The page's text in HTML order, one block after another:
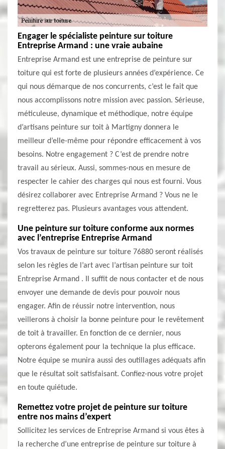
Engager le spécialiste peinture sur toiture
Entreprise Armand : une vraie aubaine
Entreprise Armand est une entreprise de peinture sur
toiture qui est forte de plusieurs années d’expérience. Ce
qui nous démarque de nos concurrents, c’est le fait que
nous accomplissons notre mission avec passion. Sérieuse,
méticuleuse, dynamique et méthodique, notre équipe
d’artisans peinture sur toit à Martigny donnera le
meilleur d’elle-même pour répondre efficacement à vos
besoins. Notre engagement ? C’est de prendre notre
travail au sérieux. Aussi, sommes-nous en mesure de
respecter le cahier des charges qui nous est fourni. Vous
désirez collaborer avec Entreprise Armand ? Vous ne le
regretterez pas. Plusieurs avantages vous attendent.
Une peinture sur toiture conforme aux normes
avec l’entreprise Entreprise Armand
Vos travaux de peinture sur toiture 76880 seront réalisés
selon les règles de l’art avec l’artisan peinture sur toit
Entreprise Armand . Il suffit de nous contacter et de nous
envoyer une demande de devis pour pouvoir nous
engager. Afin de réussir notre intervention, nous
veillerons à choisir la bonne peinture pour le revêtement
de toit à travailler. En fonction de ce dernier, nous
opterons également pour la technique la plus efficace.
Notre équipe se munira aussi des outillages adéquats afin
que le résultat soit satisfaisant. Confiez-nous votre projet
en toute quiétude.
Remettez votre projet de peinture sur toiture
entre nos mains d’expert
Sollicitez les services de Entreprise Armand si vous êtes à
la recherche d’une entreprise de peinture sur toiture à